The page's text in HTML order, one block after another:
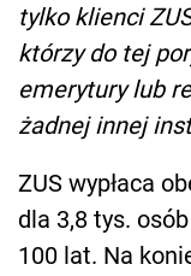
tylko klienci
którzy do tej
emerytury lub
żadnej innej
ZUS wypłaca
dla 3,8 tys.
100 lat. Na